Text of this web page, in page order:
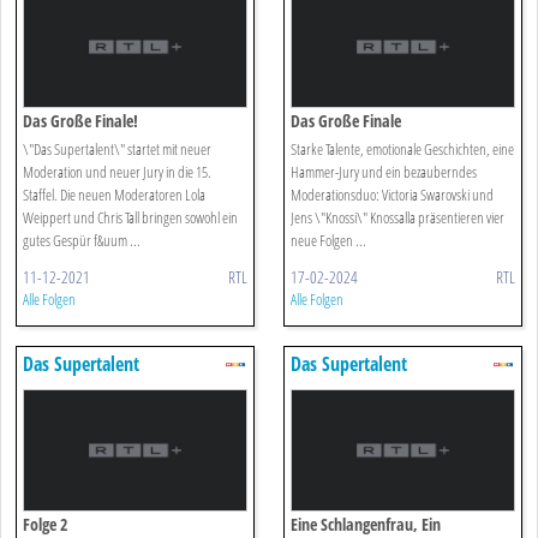
Das Große Finale!
\"Das Supertalent\" startet mit neuer
Moderation und neuer Jury in die 15.
Staffel. Die neuen Moderatoren Lola
Weippert und Chris Tall bringen sowohl ein
gutes Gespür f&uum ...
11-12-2021 RTL
Alle Folgen
Das Große Finale
Starke Talente, emotionale Geschichten, eine
Hammer-Jury und ein bezauberndes
Moderationsduo: Victoria Swarovski und
Jens \"Knossi\" Knossalla präsentieren vier
neue Folgen ...
17-02-2024 RTL
Alle Folgen
Das Supertalent
Folge 2
Das Supertalent
Eine Schlangenfrau, Ein